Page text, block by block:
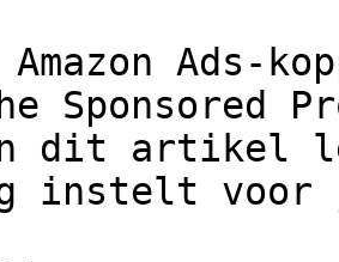
Amazon Ads-
Sponsored
dit artikel
instelt voor